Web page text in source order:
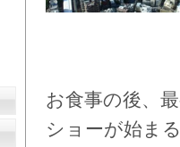
お食事の後、
ショーが始ま